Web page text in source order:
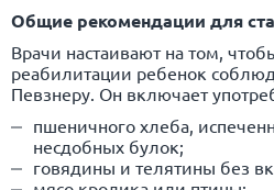
Общие рекомендации для
Врачи настаивают на том,
реабилитации ребенок
Певзнеру. Он включает
пшеничного хлеба,
несдобных булок;
говядины и телятины без